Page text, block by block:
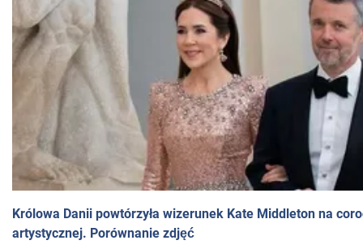
Królowa Danii powtórzyła wizerunek Kate Middleton na
artystycznej. Porównanie zdjęć